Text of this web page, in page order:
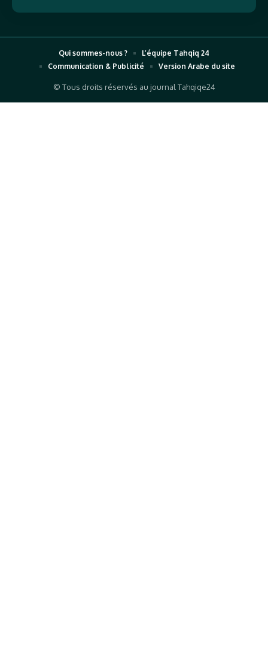
© Tous droits réservés au journal Tahqiqe24
Qui sommes-nous ?
L’équipe Tahqiq 24
Communication & Publicité
Version Arabe du site